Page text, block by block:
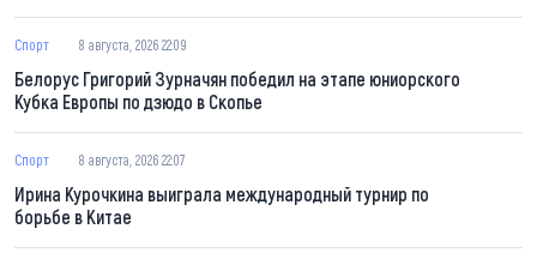
Спорт 8 августа, 2026 22:09
Белорус Григорий Зурначян победил на этапе юниорского
Кубка Европы по дзюдо в Скопье
Спорт 8 августа, 2026 22:07
Ирина Курочкина выиграла международный турнир по
борьбе в Китае